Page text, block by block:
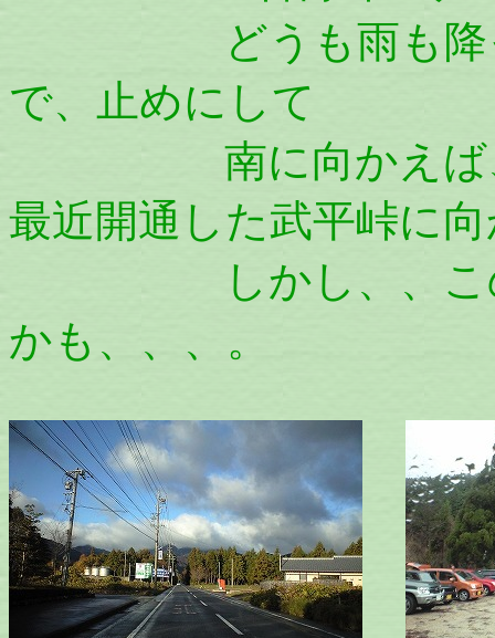
どうも雨も降って
で、止めにして
南に向かえば、多
最近開通した武平峠に
しかし、、この日
かも、、、。